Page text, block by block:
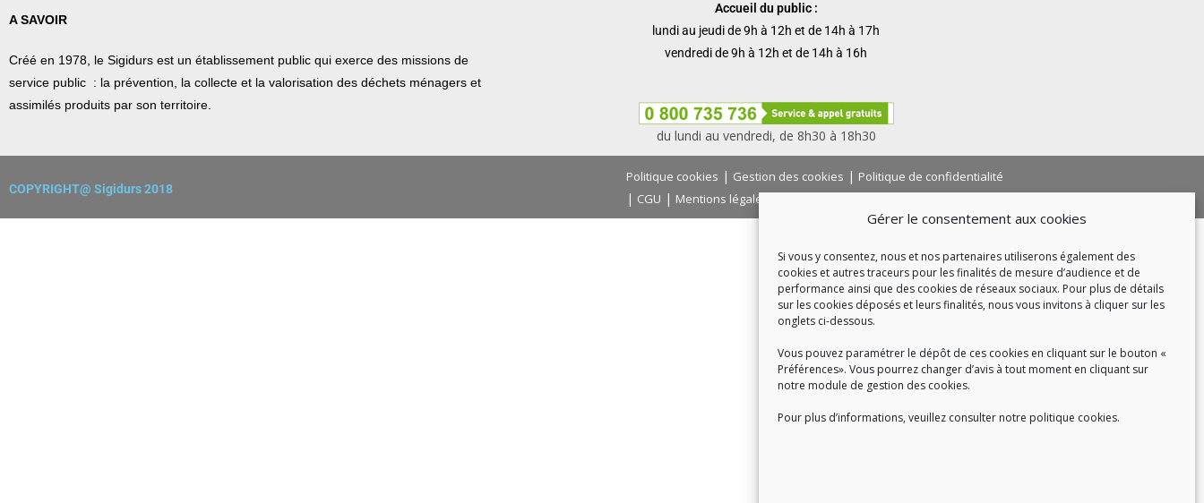
Gérer le consentement aux cookies
Si vous y consentez, nous et nos partenaires utiliserons également des
cookies et autres traceurs pour les finalités de mesure d’audience et de
performance ainsi que des cookies de réseaux sociaux. Pour plus de détails
sur les cookies déposés et leurs finalités, nous vous invitons à cliquer sur les
onglets ci-dessous.
Vous pouvez paramétrer le dépôt de ces cookies en cliquant sur le bouton «
Préférences». Vous pourrez changer d’avis à tout moment en cliquant sur
notre module de gestion des cookies.
Pour plus d’informations, veuillez consulter notre politique cookies.
A SAVOIR
Créé en 1978, le Sigidurs est un établissement public qui exerce des missions de
service public : la prévention, la collecte et la valorisation des déchets ménagers et
assimilés produits par son territoire.
Accueil du public :
lundi au jeudi de 9h à 12h et de 14h à 17h
vendredi de 9h à 12h et de 14h à 16h
du lundi au vendredi, de 8h30 à 18h30
COPYRIGHT@ Sigidurs 2018
Politique cookies | Gestion des cookies | Politique de confidentialité
| CGU | Mentions légales | | |